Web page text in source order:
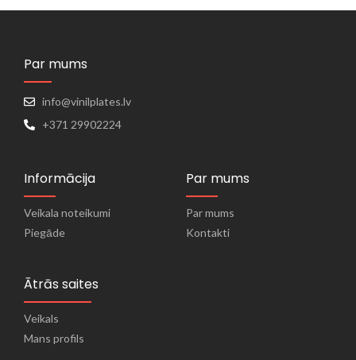
Par mums
info@vinilplates.lv
+371 29902224
Informācija
Veikala noteikumi
Piegāde
Par mums
Par mums
Kontakti
Ātrās saites
Veikals
Mans profils